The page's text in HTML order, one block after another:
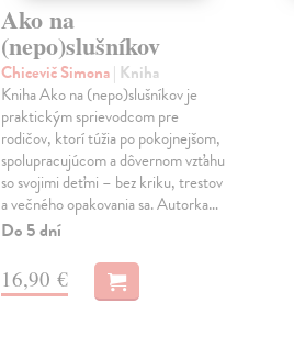
Ako na
(nepo)slušníkov
Chicevič Simona| Kniha
Kniha Ako na (nepo)slušníkov je
praktickým sprievodcom pre
rodičov, ktorí túžia po pokojnejšom,
spolupracujúcom a dôvernom vzťahu
so svojimi deťmi – bez kriku, trestov
a večného opakovania sa. Autorka…
Do 5 dní
16,90 €